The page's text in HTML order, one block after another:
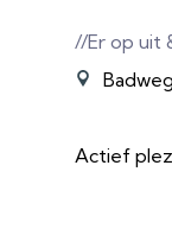
//Er op uit
Actief